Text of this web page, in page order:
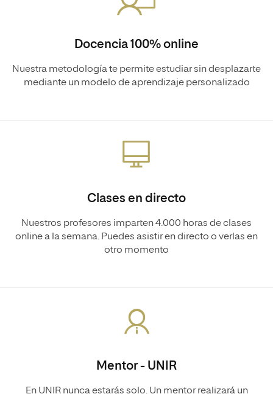
Docencia 100% online
Nuestra metodología te permite estudiar sin desplazarte
mediante un modelo de aprendizaje personalizado
Clases en directo
Nuestros profesores imparten 4.000 horas de clases
online a la semana. Puedes asistir en directo o verlas en
otro momento
Mentor - UNIR
En UNIR nunca estarás solo. Un mentor realizará un